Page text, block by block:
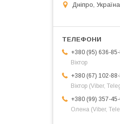
Дніпро, Україна
+380 (95) 636-
Віктор
+380 (67) 102-
Віктор (Viber,
+380 (99) 357-
Олена (Viber,